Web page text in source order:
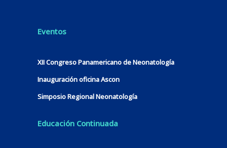
Eventos
XII Congreso Panamericano de Neonatología
Inauguración oficina Ascon
Simposio Regional Neonatología
Educación Continuada